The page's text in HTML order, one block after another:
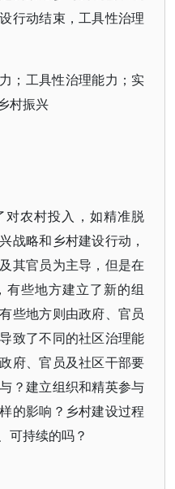
行动结束，工具性治理
；工具性治理能力；实
村振兴
农村投入，如精准脱
战略和乡村建设行动，
其官员为主导，但是在
些地方建立了新的组
些地方则由政府、官员
致了不同的社区治理能
府、官员及社区干部要
？建立组织和精英参与
的影响？乡村建设过程
可持续的吗？